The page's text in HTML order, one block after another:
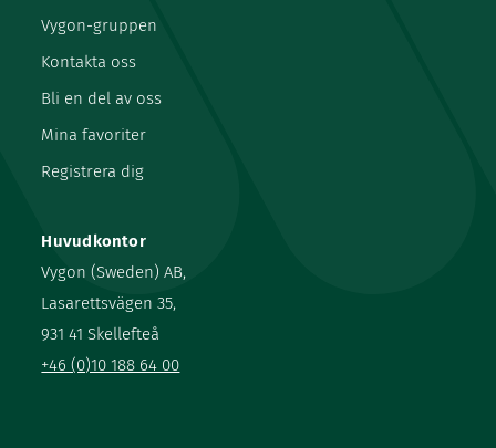
Huvudkontor
Vygon (Sweden) AB,
Lasarettsvägen 35,
931 41 Skellefteå
+46 (0)10 188 64 00
Vygon-gruppen
Kontakta oss
Bli en del av oss
Mina favoriter
Registrera dig